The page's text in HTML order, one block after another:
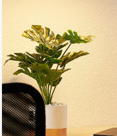
de
afbeeldingen-
gallerij